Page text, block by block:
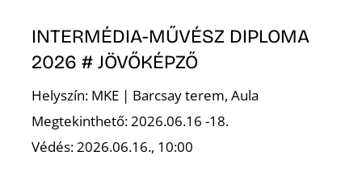
INTERMÉDIA-MŰVÉSZ DIPLOMA
2026 # JÖVŐKÉPZŐ
Helyszín: MKE | Barcsay terem, Aula
Megtekinthető: 2026.06.16 -18.
Védés: 2026.06.16., 10:00